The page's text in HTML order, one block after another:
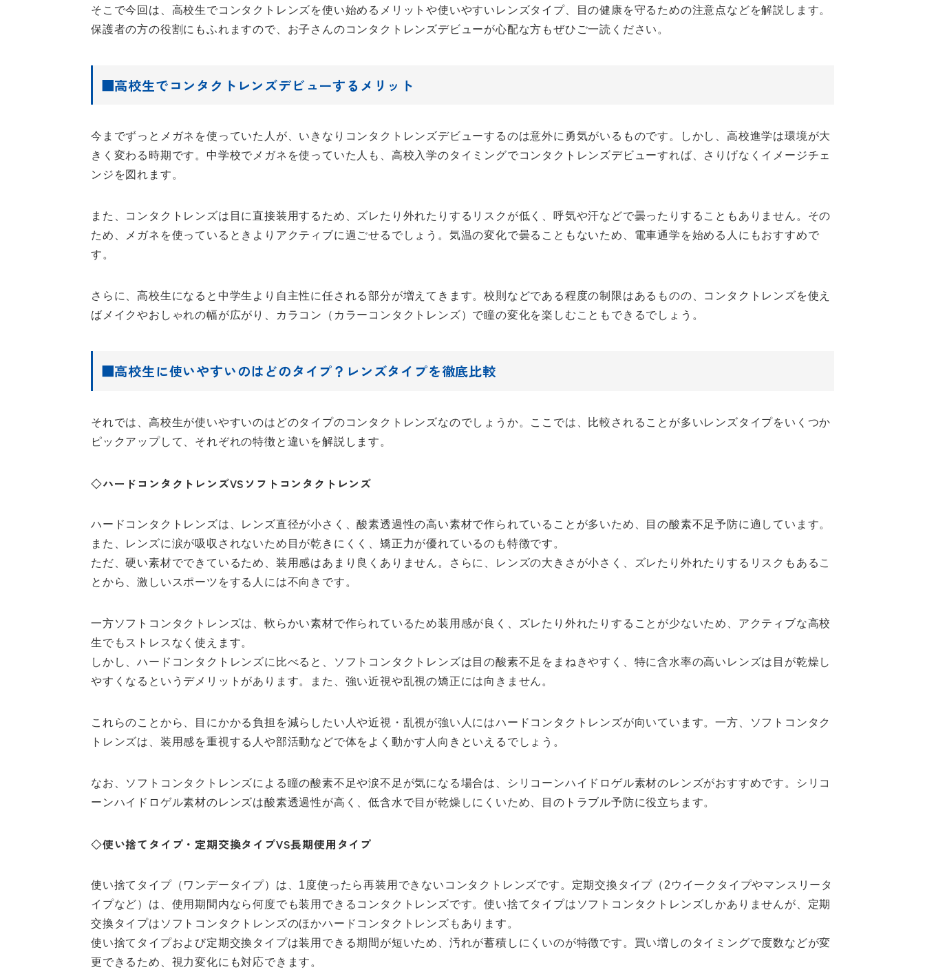
そこで今回は、高校生でコンタクトレンズを使い始めるメリットや使いやすいレンズタイプ、目の健康を守るための注意点などを解説します。
保護者の方の役割にもふれますので、お子さんのコンタクトレンズデビューが心配な方もぜひご一読ください。
■高校生でコンタクトレンズデビューするメリット
今までずっとメガネを使っていた人が、いきなりコンタクトレンズデビューするのは意外に勇気がいるものです。しかし、高校進学は環境が大
きく変わる時期です。中学校でメガネを使っていた人も、高校入学のタイミングでコンタクトレンズデビューすれば、さりげなくイメージチェ
ンジを図れます。
また、コンタクトレンズは目に直接装用するため、ズレたり外れたりするリスクが低く、呼気や汗などで曇ったりすることもありません。その
ため、メガネを使っているときよりアクティブに過ごせるでしょう。気温の変化で曇ることもないため、電車通学を始める人にもおすすめで
す。
さらに、高校生になると中学生より自主性に任される部分が増えてきます。校則などである程度の制限はあるものの、コンタクトレンズを使え
ばメイクやおしゃれの幅が広がり、カラコン（カラーコンタクトレンズ）で瞳の変化を楽しむこともできるでしょう。
■高校生に使いやすいのはどのタイプ？レンズタイプを徹底比較
それでは、高校生が使いやすいのはどのタイプのコンタクトレンズなのでしょうか。ここでは、比較されることが多いレンズタイプをいくつか
ピックアップして、それぞれの特徴と違いを解説します。
◇ハードコンタクトレンズVSソフトコンタクトレンズ
ハードコンタクトレンズは、レンズ直径が小さく、酸素透過性の高い素材で作られていることが多いため、目の酸素不足予防に適しています。
また、レンズに涙が吸収されないため目が乾きにくく、矯正力が優れているのも特徴です。
ただ、硬い素材でできているため、装用感はあまり良くありません。さらに、レンズの大きさが小さく、ズレたり外れたりするリスクもあるこ
とから、激しいスポーツをする人には不向きです。
一方ソフトコンタクトレンズは、軟らかい素材で作られているため装用感が良く、ズレたり外れたりすることが少ないため、アクティブな高校
生でもストレスなく使えます。
しかし、ハードコンタクトレンズに比べると、ソフトコンタクトレンズは目の酸素不足をまねきやすく、特に含水率の高いレンズは目が乾燥し
やすくなるというデメリットがあります。また、強い近視や乱視の矯正には向きません。
これらのことから、目にかかる負担を減らしたい人や近視・乱視が強い人にはハードコンタクトレンズが向いています。一方、ソフトコンタク
トレンズは、装用感を重視する人や部活動などで体をよく動かす人向きといえるでしょう。
なお、ソフトコンタクトレンズによる瞳の酸素不足や涙不足が気になる場合は、シリコーンハイドロゲル素材のレンズがおすすめです。シリコ
ーンハイドロゲル素材のレンズは酸素透過性が高く、低含水で目が乾燥しにくいため、目のトラブル予防に役立ちます。
◇使い捨てタイプ・定期交換タイプVS長期使用タイプ
使い捨てタイプ（ワンデータイプ）は、1度使ったら再装用できないコンタクトレンズです。定期交換タイプ（2ウイークタイプやマンスリータ
イプなど）は、使用期間内なら何度でも装用できるコンタクトレンズです。使い捨てタイプはソフトコンタクトレンズしかありませんが、定期
交換タイプはソフトコンタクトレンズのほかハードコンタクトレンズもあります。
使い捨てタイプおよび定期交換タイプは装用できる期間が短いため、汚れが蓄積しにくいのが特徴です。買い増しのタイミングで度数などが変
更できるため、視力変化にも対応できます。